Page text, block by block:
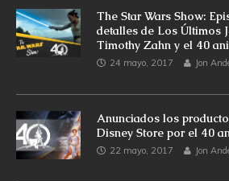
The Star Wars Show:
detalles de Los Últimos
Timothy Zahn y el 40
24 mayo, 2017 Jon
Anunciados los
Disney Store por el 40
22 mayo, 2017 Jon